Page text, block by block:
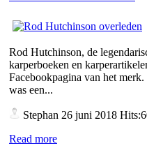
Rod Hutchinson, de
karperboeken en
Facebookpagina van het
was een...
Stephan 26 juni 2018
Read more